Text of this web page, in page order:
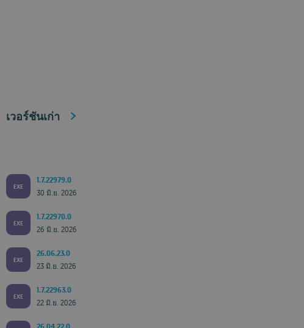
เวอร์ชันเก่า
EXE
1.7.22979.0
30 มิ.ย. 2026
EXE
1.7.22970.0
26 มิ.ย. 2026
EXE
26.06.23.0
23 มิ.ย. 2026
EXE
1.7.22963.0
22 มิ.ย. 2026